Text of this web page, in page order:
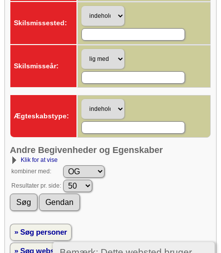
Skilsmissested:
Skilsmisseår:
Ægteskabstype:
Andre Begivenheder og Egenskaber
Klik for at vise
kombiner med:
Resultater pr. side:
» Søg personer
» Søg websted